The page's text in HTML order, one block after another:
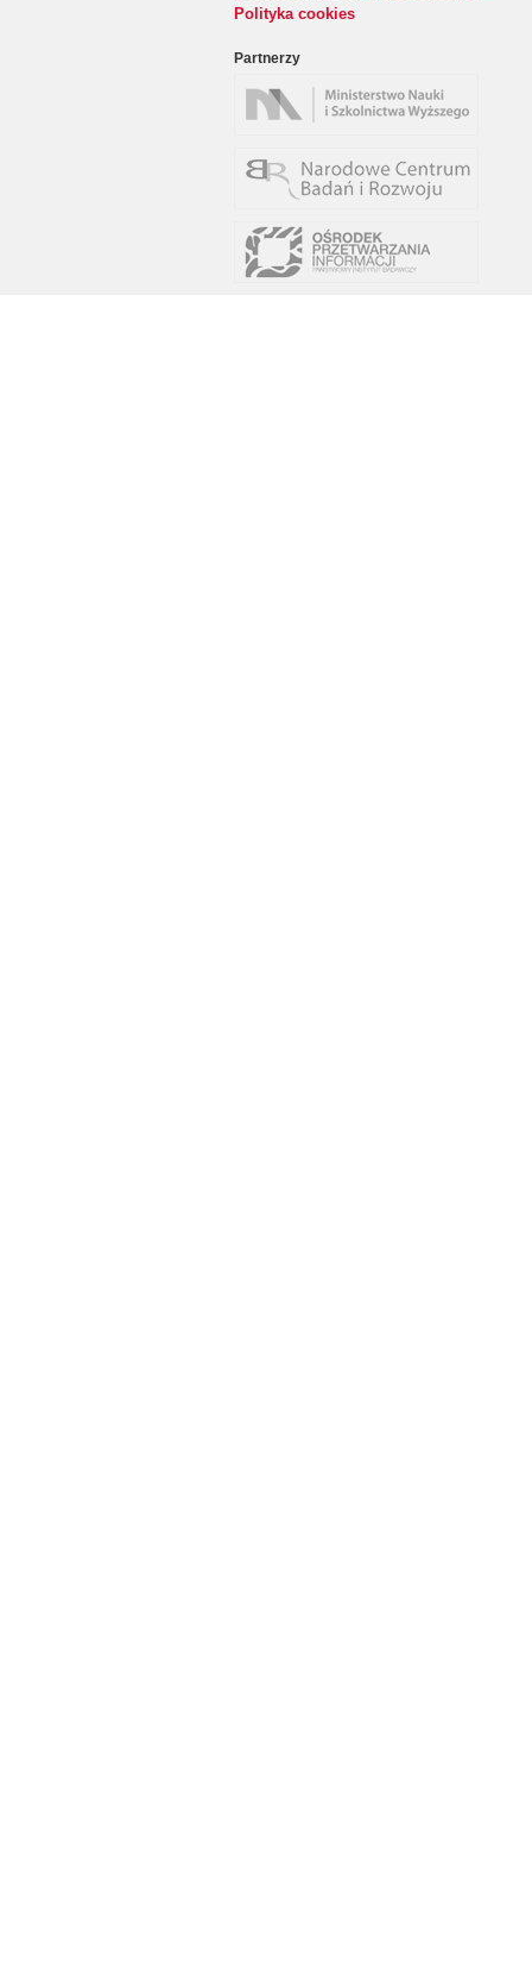
Polityka cookies
Partnerzy